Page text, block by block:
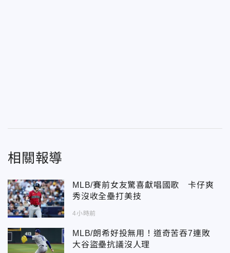
相關報導
MLB/賽前女友驚喜獻唱國歌 卡仔爽
秀沒收全壘打美技
4小時前
MLB/朗希好投無用！道奇苦吞7連敗
大谷盜壘抗議沒人理